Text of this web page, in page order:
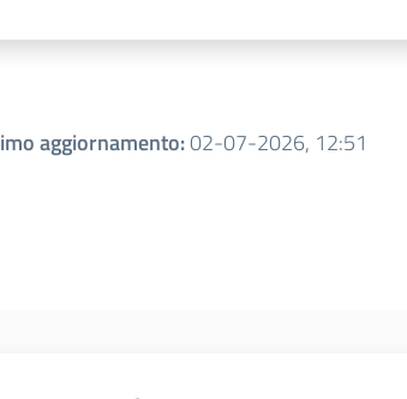
aggiornamento:02-07-2026, 12:51